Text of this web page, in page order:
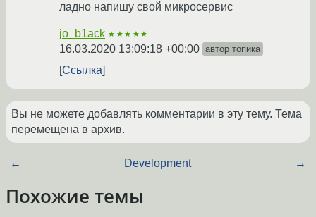
ладно напишу свой микросервис
jo_b1ack ★★★★★
16.03.2020 13:09:18 +00:00 автор топика
Ссылка
Вы не можете добавлять комментарии в эту тему. Тема
перемещена в архив.
← Development →
Похожие темы